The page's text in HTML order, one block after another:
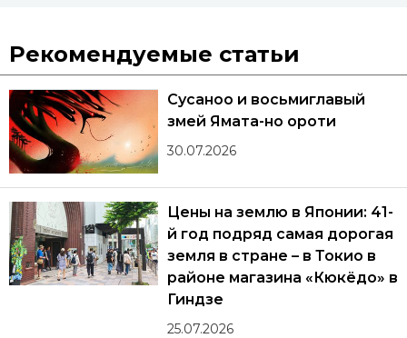
Рекомендуемые статьи
Сусаноо и восьмиглавый
змей Ямата-но ороти
30.07.2026
Цены на землю в Японии: 41-
й год подряд самая дорогая
земля в стране – в Токио в
районе магазина «Кюкёдо» в
Гиндзе
25.07.2026